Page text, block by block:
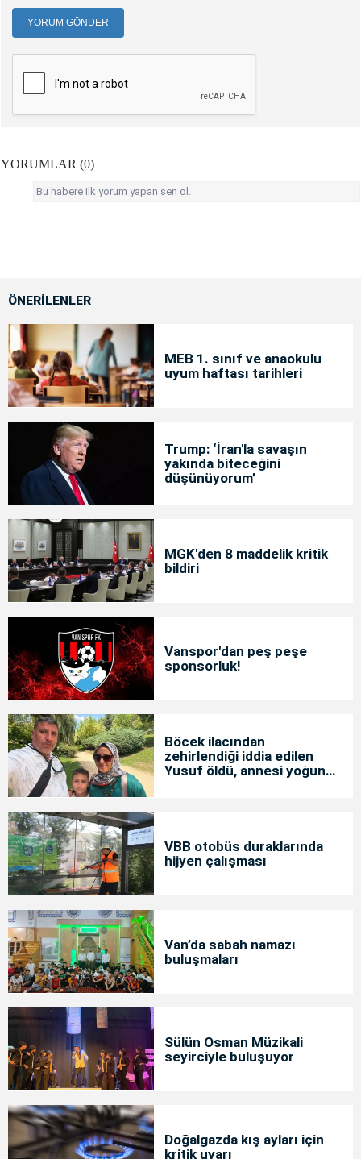
YORUM GÖNDER
YORUMLAR (0)
Bu habere ilk yorum yapan sen ol.
ÖNERİLENLER
MEB 1. sınıf ve anaokulu
uyum haftası tarihleri
Trump: ‘İran'la savaşın
yakında biteceğini
düşünüyorum’
MGK'den 8 maddelik kritik
bildiri
Vanspor'dan peş peşe
sponsorluk!
Böcek ilacından
zehirlendiği iddia edilen
Yusuf öldü, annesi yoğun
VBB otobüs duraklarında
hijyen çalışması
Van’da sabah namazı
buluşmaları
Sülün Osman Müzikali
seyirciyle buluşuyor
Doğalgazda kış ayları için
kritik uyarı